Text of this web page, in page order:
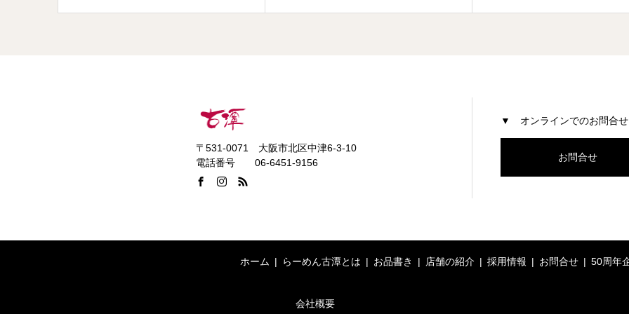
〒531-0071 大阪市北区中津6-3-10
電話番号 06-6451-9156
▼ オンラインでのお問合
お問合せ
ホーム らーめん古潭とは
会社概要
お品書き 店舗の紹介 採用情報 お問合せ 50周年